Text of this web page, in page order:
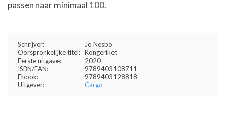
passen naar minimaal 100.
Schrijver:
Jo Nesbo
Oorspronkelijke titel: Kongeriket
Eerste uitgave:
2020
ISBN/EAN:
9789403108711
Ebook:
9789403128818
Uitgever:
Cargo